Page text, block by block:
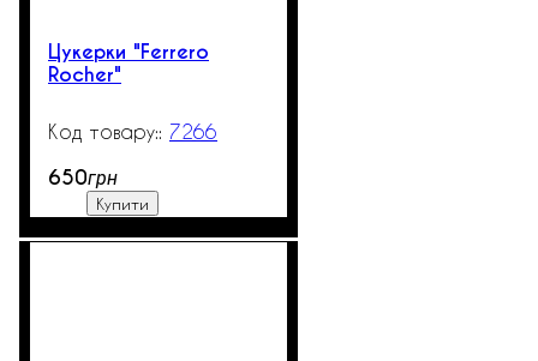
Цукерки "Ferrero
Rocher"
7266
650грн
Купити